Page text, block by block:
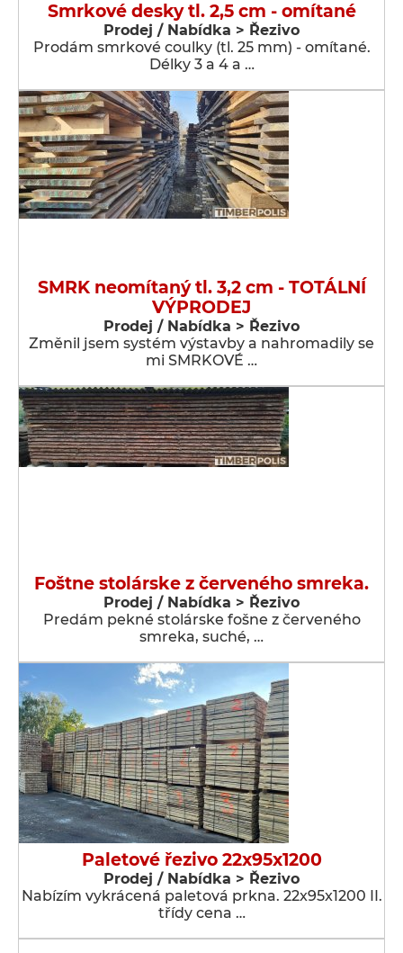
Smrkové desky tl. 2,5 cm - omítané
Prodej / Nabídka > Řezivo
Prodám smrkové coulky (tl. 25 mm) - omítané.
Délky 3 a 4 a …
SMRK neomítaný tl. 3,2 cm - TOTÁLNÍ
VÝPRODEJ
Prodej / Nabídka > Řezivo
Změnil jsem systém výstavby a nahromadily se
mi SMRKOVÉ …
Foštne stolárske z červeného smreka.
Prodej / Nabídka > Řezivo
Predám pekné stolárske fošne z červeného
smreka, suché, …
Paletové řezivo 22x95x1200
Prodej / Nabídka > Řezivo
Nabízím vykrácená paletová prkna. 22x95x1200 II.
třídy cena …